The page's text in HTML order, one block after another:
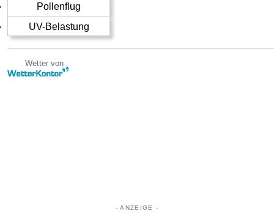
Pollenflug
UV-Belastung
Wetter von